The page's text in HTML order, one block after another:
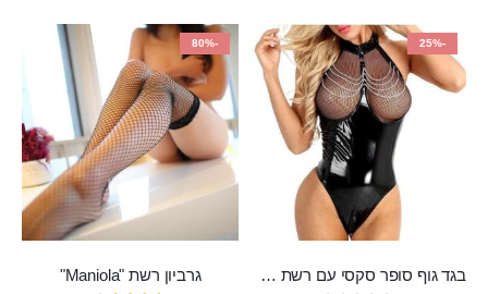
-25%
בגד גוף סופר סקסי עם רשת שקופה בחזה ושרשרות מלמעלה וריצרץ מלמטה Pan במפשעה
-80%
גרביון רשת "Maniola"